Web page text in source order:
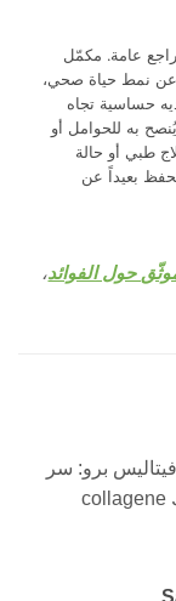
مكمّل
حياة صحي،
تجاه
أو
حالة
عن
الفوائد،
برو: سر